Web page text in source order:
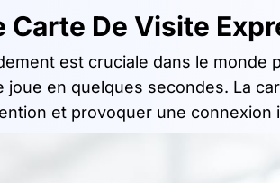
Carte De Visite
est cruciale dans le monde
joue en quelques secondes. La
et provoquer une connexion